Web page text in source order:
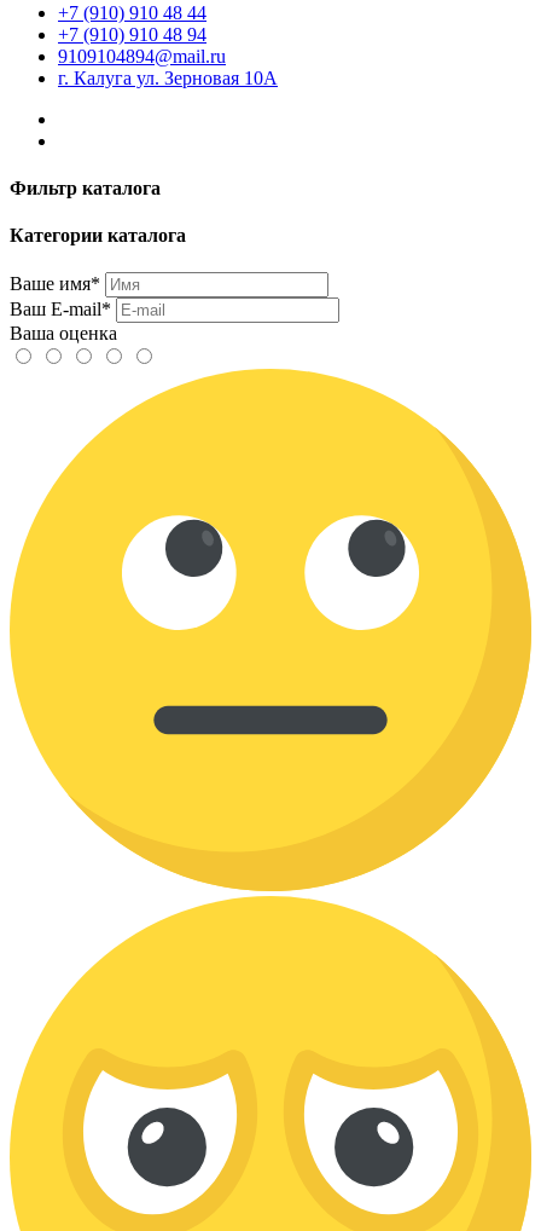
+7 (910) 910 48 44
+7 (910) 910 48 94
9109104894@mail.ru
г. Калуга ул. Зерновая 10А
Фильтр каталога
Категории каталога
Ваше имя*
Ваш E-mail*
Ваша оценка